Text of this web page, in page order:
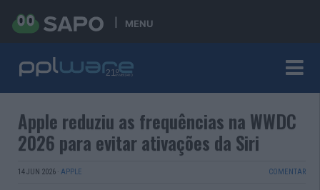
MENU
Apple reduziu as frequências na WWDC
2026 para evitar ativações da Siri
14 JUN 2026 · APPLE COMENTAR